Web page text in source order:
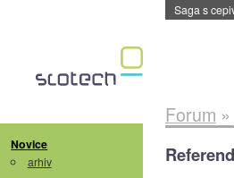
BMW v
Novice
arhiv
Forum »